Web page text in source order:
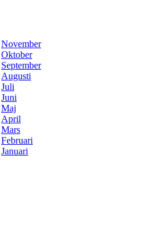
November
Oktober
September
Augusti
Juli
Juni
Maj
April
Mars
Februari
Januari